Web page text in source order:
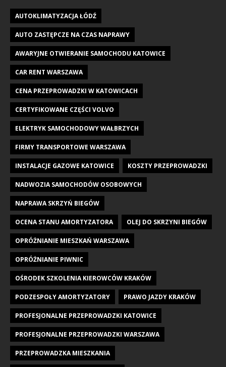
AUTOKLIMATYZACJA ŁÓDŹ
AUTO ZASTĘPCZE NA CZAS NAPRAWY
AWARYJNE OTWIERANIE SAMOCHODU KATOWICE
CAR RENT WARSZAWA
CENA PRZEPROWADZKI W KATOWICACH
CERTYFIKOWANE CZĘŚCI VOLVO
ELEKTRYK SAMOCHODOWY WAŁBRZYCH
FIRMY TRANSPORTOWE WARSZAWA
INSTALACJE GAZOWE KATOWICE KOSZTY PRZEPROWADZKI
NADWOZIA SAMOCHODÓW OSOBOWYCH
NAPRAWA SKRZYŃ BIEGÓW
OCENA STANU AMORTYZATORA OLEJ DO SKRZYNI BIEGÓW
OPRÓŻNIANIE MIESZKAŃ WARSZAWA
OPRÓŻNIANIE PIWNIC
OŚRODEK SZKOLENIA KIEROWCÓW KRAKÓW
PODZESPOŁY AMORTYZATORY PRAWO JAZDY KRAKÓW
PROFESJONALNE PRZEPROWADZKI KATOWICE
PROFESJONALNE PRZEPROWADZKI WARSZAWA
PRZEPROWADZKA MIESZKANIA